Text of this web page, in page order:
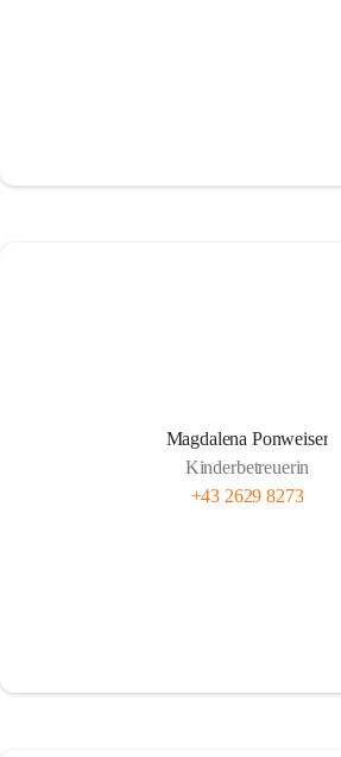
Magdalena Ponweiser
Kinderbetreuerin
+43 2629 8273